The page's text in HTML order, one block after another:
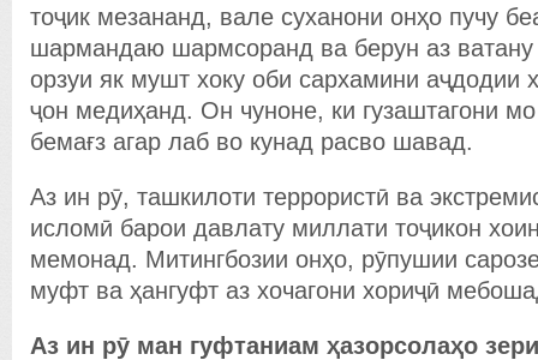
тоҷик мезананд, вале суханони онҳо пучу
шармандаю шармсоранд ва берун аз
орзуи як мушт хоку оби сархамини аҷдодии
ҷон медиҳанд. Он чуноне, ки гузаштагони
бемағз агар лаб во кунад расво шавад.
Аз ин рӯ, ташкилоти террористӣ ва
исломӣ барои давлату миллати тоҷикон
мемонад. Митингбозии онҳо, рӯпушии
муфт ва ҳангуфт аз хочагони хориҷӣ
Аз ин рӯ ман гуфтаниам ҳазорсолаҳо